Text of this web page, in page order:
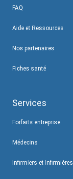
FAQ
Aide et Ressources
Nos partenaires
Fiches santé
Services
Forfaits entreprise
Médecins
Infirmiers et Infirmières